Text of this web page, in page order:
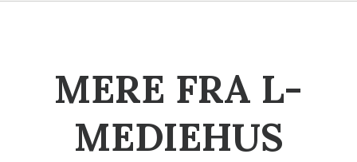
MERE FRA L-
MEDIEHUS